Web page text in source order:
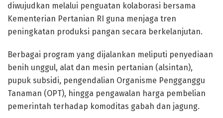
diwujudkan melalui penguatan kolaborasi bersama
Kementerian Pertanian RI guna menjaga tren
peningkatan produksi pangan secara berkelanjutan.
Berbagai program yang dijalankan meliputi penyediaan
benih unggul, alat dan mesin pertanian (alsintan),
pupuk subsidi, pengendalian Organisme Pengganggu
Tanaman (OPT), hingga pengawalan harga pembelian
pemerintah terhadap komoditas gabah dan jagung.